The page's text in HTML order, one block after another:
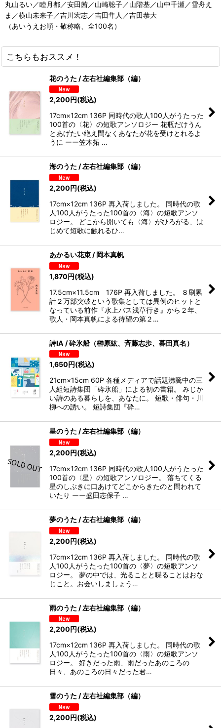
丸山るい／睦月都／安田茜／山崎聡子／山階基／山中千瀬／雪舟え
ま／横山未来子／吉川宏志／吉田隼人／吉田恭大
（あいうえお順・敬称略、全100名）
こちらもおススメ！
花のうた / 左右社編集部（編）
2,200円(税込)
17cm×12cm 136P 同時代の歌人100人がうたった
100首の〈花〉の短歌アンソロジー 花瓶だけうん
とあげたい絶え間なくあなたが花を受けとれるよ
うに ーー笠木拓 …
海のうた / 左右社編集部（編）
2,200円(税込)
17cm×12cm 136P 再入荷しました。 同時代の歌
人100人がうたった100首の〈海〉の短歌アンソ
ロジー。 どこから開いても〈海〉がひろがる、は
じめて短歌に触れるひ…
あかるい花束 / 岡本真帆
1,870円(税込)
17.5cm×11.5cm 176P 再入荷しました。 ８刷累
計２万部突破という歌集としては異例のヒットと
なっている前作『水上バス浅草行き』から２年、
歌人・岡本真帆による待望の第２…
詩IA / 砕氷船（榊原紘、斉藤志歩、暮田真名）
1,650円(税込)
21cm×15cm 60P 各種メディアで話題沸騰中の三
人組短詩集団「砕氷船」による初の書籍。 みじか
い詩のある暮らしを、あなたに。 短歌・俳句・川
柳への誘い。 短詩集団『砕…
星のうた / 左右社編集部（編）
2,200円(税込)
17cm×12cm 136P 同時代の歌人100人がうたった
100首の〈星〉の短歌アンソロジー。 落ちてくる
星のしぶきに口あけてどこからきたのと問われて
いたり ーー盛田志保子 …
夢のうた / 左右社編集部（編）
2,200円(税込)
17cm×12cm 136P 再入荷しました。 同時代の歌
人100人がうたった100首の〈夢〉の短歌アンソ
ロジー。 夢の中では、光ることと喋ることはおな
じこと。お会いしましょう…
雨のうた / 左右社編集部（編）
2,200円(税込)
17cm×12cm 136P 再入荷しました。 同時代の歌
人100人がうたった100首の〈雨〉の短歌アンソ
ロジー。 好きだった雨、雨だったあのころの
日々、あのころの日々だった君…
雪のうた / 左右社編集部（編）
2,200円(税込)